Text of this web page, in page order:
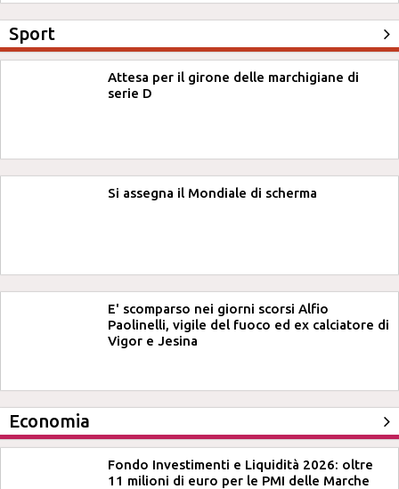
Sport
Attesa per il girone delle marchigiane di
serie D
Si assegna il Mondiale di scherma
E' scomparso nei giorni scorsi Alfio
Paolinelli, vigile del fuoco ed ex calciatore di
Vigor e Jesina
Economia
Fondo Investimenti e Liquidità 2026: oltre
11 milioni di euro per le PMI delle Marche